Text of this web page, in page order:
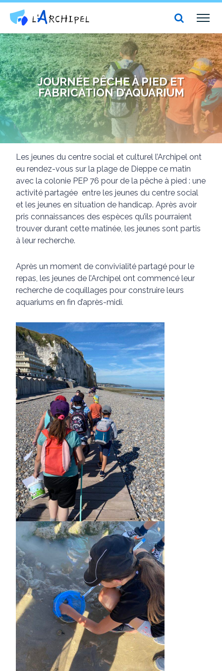
Centre social et culturel l'Archipel
JOURNÉE PÊCHE À PIED ET
FABRICATION D’AQUARIUM
Les jeunes du centre social et culturel l’Archipel ont
eu rendez-vous sur la plage de Dieppe ce matin
avec la colonie PEP 76 pour de la pêche à pied : une
activité partagée entre les jeunes du centre social
et les jeunes en situation de handicap. Après avoir
pris connaissances des espèces qu’ils pourraient
trouver durant cette matinée, les jeunes sont partis
à leur recherche.
Après un moment de convivialité partagé pour le
repas, les jeunes de l’Archipel ont commencé leur
recherche de coquillages pour construire leurs
aquariums en fin d’après-midi.